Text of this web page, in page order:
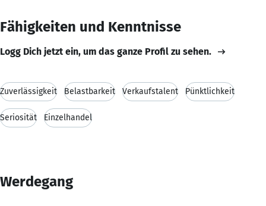
Fähigkeiten und Kenntnisse
Logg Dich jetzt ein, um das ganze Profil zu sehen.
Zuverlässigkeit Belastbarkeit Verkaufstalent Pünktlichkeit
Seriosität Einzelhandel
Werdegang